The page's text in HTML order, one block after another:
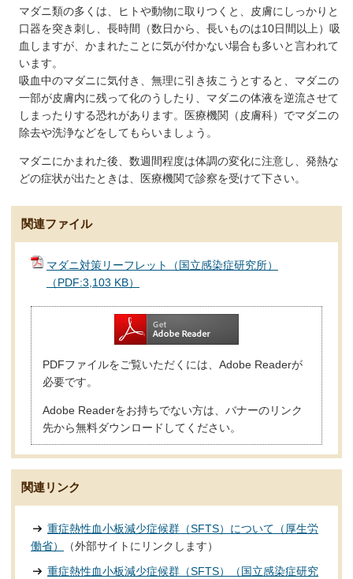
マダニ類の多くは、ヒトや動物に取りつくと、皮膚にしっかりと
口器を突き刺し、長時間（数日から、長いものは10日間以上）吸
血しますが、かまれたことに気が付かない場合も多いと言われて
います。
吸血中のマダニに気付き、無理に引き抜こうとすると、マダニの
一部が皮膚内に残って化のうしたり、マダニの体液を逆流させて
しまったりする恐れがあります。医療機関（皮膚科）でマダニの
除去や洗浄などをしてもらいましょう。
マダニにかまれた後、数週間程度は体調の変化に注意し、発熱な
どの症状が出たときは、医療機関で診察を受けて下さい。
関連ファイル
マダニ対策リーフレット（国立感染症研究所）
（PDF:3,103 KB）
PDFファイルをご覧いただくには、Adobe Readerが
必要です。
Adobe Readerをお持ちでない方は、バナーのリンク
先から無料ダウンロードしてください。
関連リンク
重症熱性血小板減少症候群（SFTS）について（厚生労
働省）
（外部サイトにリンクします）
重症熱性血小板減少症候群（SFTS）（国立感染症研究